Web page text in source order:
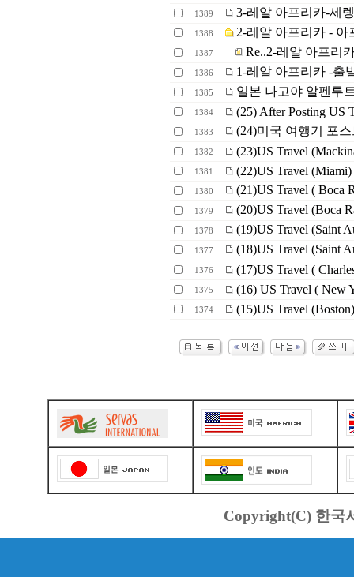
1389 3-레알 아프리카-세
1388 2-레알 아프리카 - 아
1387 Re..2-레알 아프리
1386 1-레알 아프리카 -출
1385 일본 나고야 알펜루
1384 (25) After Posting US
1383 (24)미국 여행기 포
1382 (23)US Travel
1381 (22)US Travel (Miami)
1380 (21)US Travel ( Boca
1379 (20)US Travel (Boca
1378 (19)US Travel (Saint
1377 (18)US Travel (Saint
1376 (17)US Travel (
1375 (16) US Travel ( New
1374 (15)US Travel
Copyright(C) 한국